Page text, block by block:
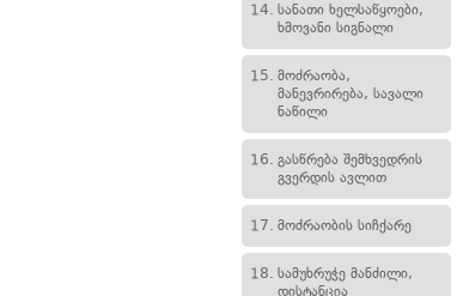
14. სანათი ხელსაწყოები,
ხმოვანი სიგნალი
15. მოძრაობა,
მანევრირება, სავალი
ნაწილი
16. გასწრება შემხვედრის
გვერდის ავლით
17. მოძრაობის სიჩქარე
18. სამუხრუჭე მანძილი,
დისტანცია